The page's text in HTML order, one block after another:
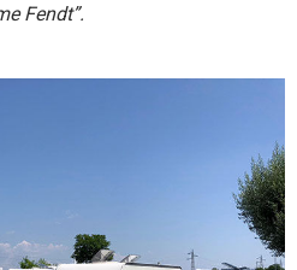
Fendt”.